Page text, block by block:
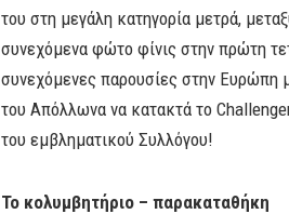
του στη μεγάλη κατηγορία μετρά,
συνεχόμενα φώτο φίνις στην πρώτη
συνεχόμενες παρουσίες στην Ευρώπη
του Απόλλωνα να κατακτά το
του εμβληματικού Συλλόγου!
Το κολυμβητήριο – παρακαταθήκη